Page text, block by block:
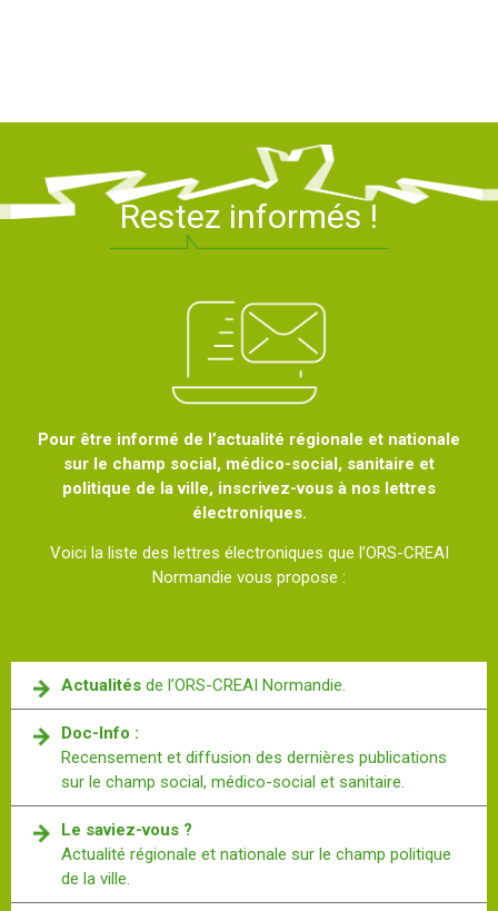
Restez informés !
Pour être informé de l’actualité régionale et nationale
sur le champ social, médico-social, sanitaire et
politique de la ville, inscrivez-vous à nos lettres
électroniques.
Voici la liste des lettres électroniques que l’ORS-CREAI
Normandie vous propose :
Actualités de l’ORS-CREAI Normandie.
Doc-Info :
Recensement et diffusion des dernières publications
sur le champ social, médico-social et sanitaire.
Le saviez-vous ?
Actualité régionale et nationale sur le champ politique
de la ville.